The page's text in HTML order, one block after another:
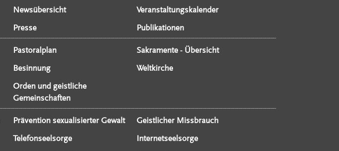
Newsübersicht
Veranstaltungskalender
Presse Publikationen
Pastoralplan
Sakramente - Übersicht
Besinnung
Weltkirche
Orden und geistliche
Gemeinschaften
Prävention sexualisierter Gewalt
Geistlicher Missbrauch
Telefonseelsorge
Internetseelsorge